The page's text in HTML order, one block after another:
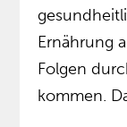
Ernährung
Folgen
kommen.